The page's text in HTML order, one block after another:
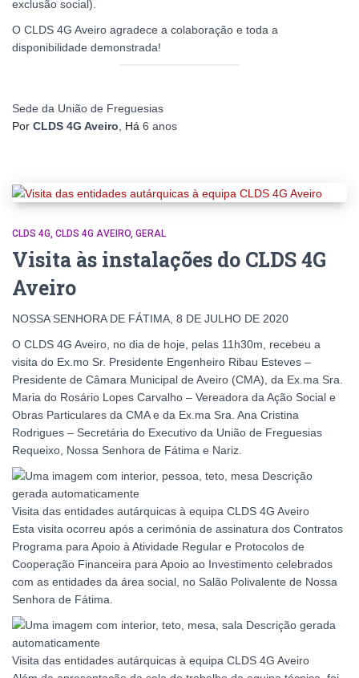
exclusão social).
O CLDS 4G Aveiro agradece a colaboração e toda a
disponibilidade demonstrada!
Sede da União de Freguesias
Por CLDS 4G Aveiro, Há 6 anos
CLDS 4G CLDS 4G AVEIRO GERAL
Visita às instalações do CLDS 4G
Aveiro
NOSSA SENHORA DE FÁTIMA, 8 DE JULHO DE 2020
O CLDS 4G Aveiro, no dia de hoje, pelas 11h30m, recebeu a
visita do Ex.mo Sr. Presidente Engenheiro Ribau Esteves –
Presidente de Câmara Municipal de Aveiro (CMA), da Ex.ma Sra.
Maria do Rosário Lopes Carvalho – Vereadora da Ação Social e
Obras Particulares da CMA e da Ex.ma Sra. Ana Cristina
Rodrigues – Secretária do Executivo da União de Freguesias
Requeixo, Nossa Senhora de Fátima e Nariz.
Visita das entidades autárquicas à equipa CLDS 4G Aveiro
Esta visita ocorreu após a cerimónia de assinatura dos Contratos
Programa para Apoio à Atividade Regular e Protocolos de
Cooperação Financeira para Apoio ao Investimento celebrados
com as entidades da área social, no Salão Polivalente de Nossa
Senhora de Fátima.
Visita das entidades autárquicas à equipa CLDS 4G Aveiro